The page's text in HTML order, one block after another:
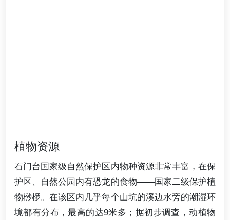
植物资源
石门台国家级自然保护区内物种资源非常丰富，在保
护区、自然公园内有恐龙的食物——国家二级保护植
物桫椤。在该区内几乎每个山坑的溪边水旁的潮湿环
境都有分布，最高的达9米多；据初步调查，动植物